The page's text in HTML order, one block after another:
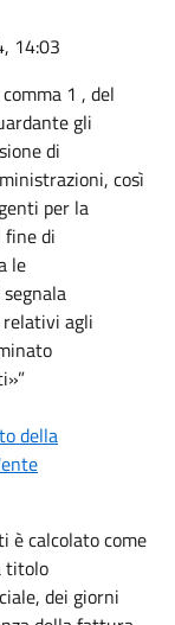
14:03
1 , del
gli
di
così
per la
di
le
relativi agli
della
è calcolato come
titolo
dei giorni